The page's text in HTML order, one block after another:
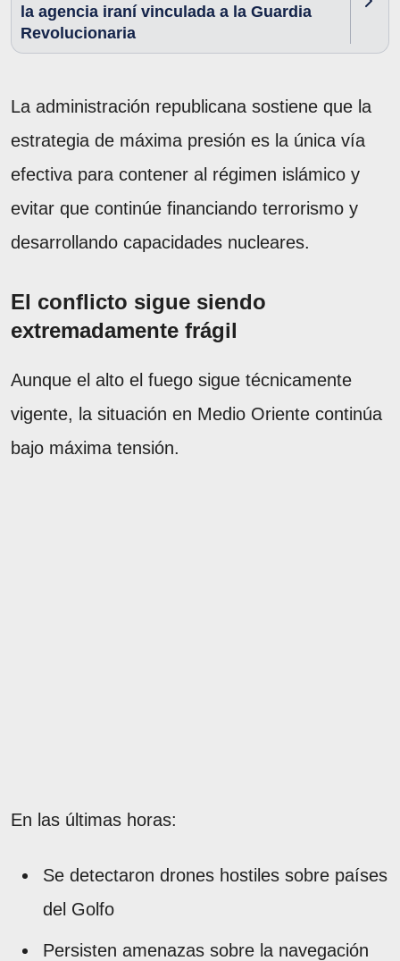
la agencia iraní vinculada a la Guardia
Revolucionaria
La administración republicana sostiene que la
estrategia de máxima presión es la única vía
efectiva para contener al régimen islámico y
evitar que continúe financiando terrorismo y
desarrollando capacidades nucleares.
El conflicto sigue siendo
extremadamente frágil
Aunque el alto el fuego sigue técnicamente
vigente, la situación en Medio Oriente continúa
bajo máxima tensión.
En las últimas horas:
Se detectaron drones hostiles sobre países
del Golfo
Persisten amenazas sobre la navegación